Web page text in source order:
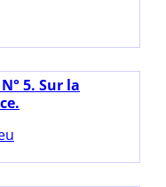
5. Sur la